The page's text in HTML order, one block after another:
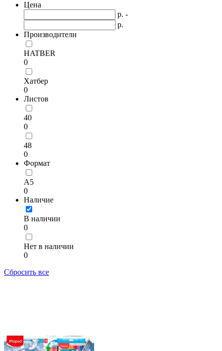
Цена
р. -
р.
Производители
HATBER
0
Хатбер
0
Листов
40
0
48
0
Формат
A5
0
Наличие
В наличии
0
Нет в наличии
0
Сбросить все